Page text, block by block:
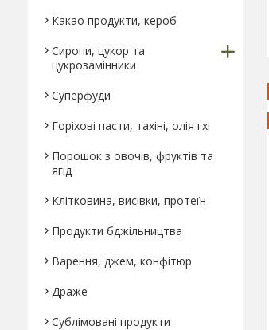
Какао продукти, кероб
Сиропи, цукор та
цукрозамінники
Суперфуди
Горіхові пасти, тахіні, олія гхі
Порошок з овочів, фруктів та
ягід
Клітковина, висівки, протеїн
Продукти бджільництва
Варення, джем, конфітюр
Драже
Сублімовані продукти